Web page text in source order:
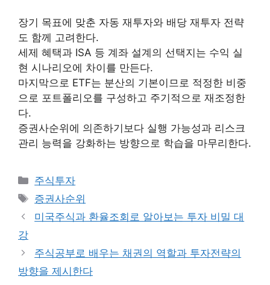
장기 목표에 맞춘 자동 재투자와 배당 재투자 전략
도 함께 고려한다.
세제 혜택과 ISA 등 계좌 설계의 선택지는 수익 실
현 시나리오에 차이를 만든다.
마지막으로 ETF는 분산의 기본이므로 적정한 비중
으로 포트폴리오를 구성하고 주기적으로 재조정한
다.
증권사순위에 의존하기보다 실행 가능성과 리스크
관리 능력을 강화하는 방향으로 학습을 마무리한다.
카
테
고
리
주식투자
태
그
증권사순위
미국주식과 환율조회로 알아보는 투자 비밀 대
강
주식공부로 배우는 채권의 역할과 투자전략의
방향을 제시한다